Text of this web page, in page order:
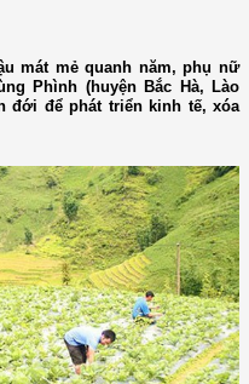
mát mẻ quanh năm, phụ nữ
Phình (huyện Bắc Hà, Lào
đới để phát triển kinh tế, xóa